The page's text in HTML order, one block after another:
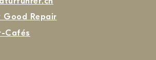
Good Repair
Cafés